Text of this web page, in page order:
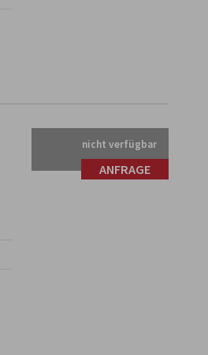
nicht verfügbar
ANFRAGE